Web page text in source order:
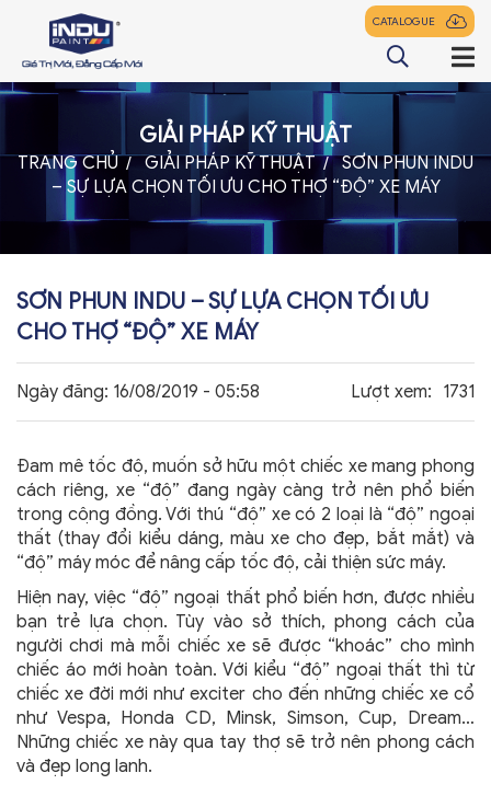
TRANG CHỦ
GIỚI THIỆU
ĐẠI LÝ
TIN TỨC
z
CATALOGUE
TRANG CHỦ GIẢI PHÁP KỸ THUẬT
SƠN PHUN INDU
– SỰ LỰA CHỌN TỐI ƯU CHO THỢ “ĐỘ” XE MÁY
GIẢI PHÁP KỸ THUẬT
SƠN PHUN INDU – SỰ LỰA CHỌN TỐI ƯU
CHO THỢ “ĐỘ” XE MÁY
Ngày đăng: 16/08/2019 - 05:58 Lượt xem: 1731
Đam mê tốc độ, muốn sở hữu một chiếc xe mang phong
cách riêng, xe “độ” đang ngày càng trở nên phổ biến
trong cộng đồng. Với thú “độ” xe có 2 loại là “độ” ngoại
thất (thay đổi kiểu dáng, màu xe cho đẹp, bắt mắt) và
“độ” máy móc để nâng cấp tốc độ, cải thiện sức máy.
Hiện nay, việc “độ” ngoại thất phổ biến hơn, được nhiều
bạn trẻ lựa chọn. Tùy vào sở thích, phong cách của
người chơi mà mỗi chiếc xe sẽ được “khoác” cho mình
chiếc áo mới hoàn toàn. Với kiểu “độ” ngoại thất thì từ
chiếc xe đời mới như exciter cho đến những chiếc xe cổ
như Vespa, Honda CD, Minsk, Simson, Cup, Dream…
Những chiếc xe này qua tay thợ sẽ trở nên phong cách
và đẹp long lanh.